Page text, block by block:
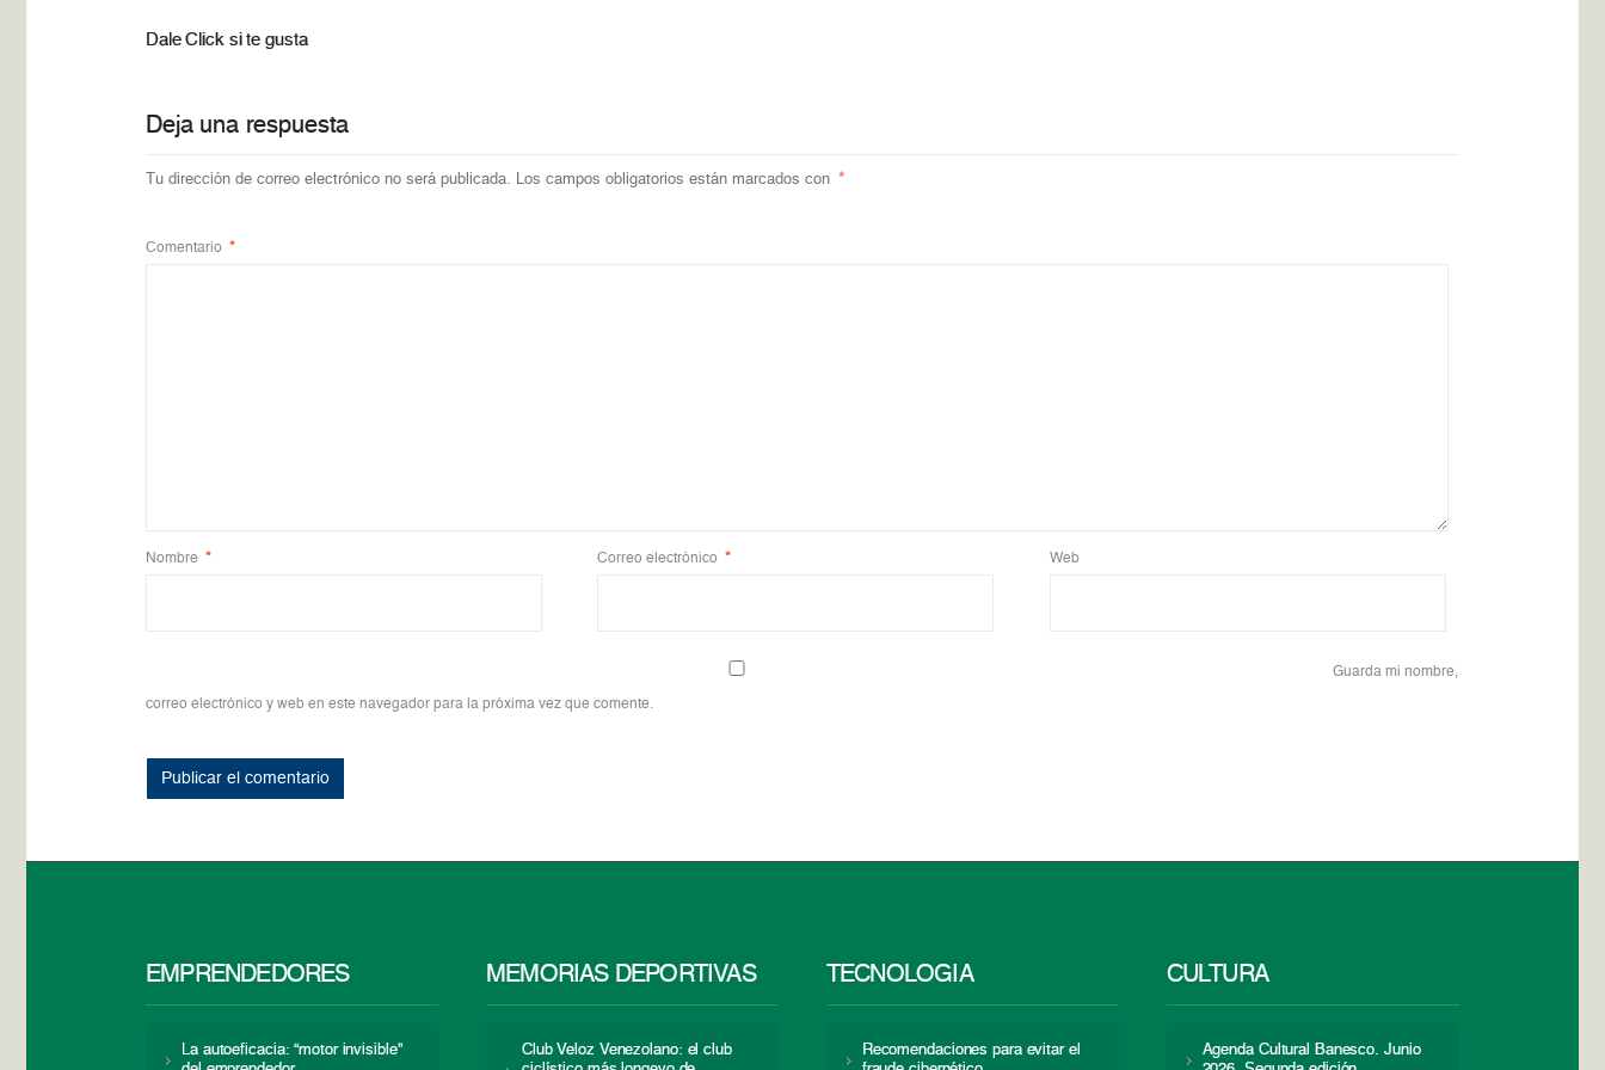
Dale Click si te gusta
Deja una respuesta
Tu dirección de correo electrónico no será publicada. Los campos obligatorios están marcados con *
Comentario *
Nombre * Correo electrónico * Web
Guarda mi nombre,
correo electrónico y web en este navegador para la próxima vez que comente.
EMPRENDEDORES
La autoeficacia: “motor invisible”
MEMORIAS DEPORTIVAS
Club Veloz Venezolano: el club
TECNOLOGÍA
Recomendaciones para evitar el
CULTURA
Agenda Cultural Banesco. Junio